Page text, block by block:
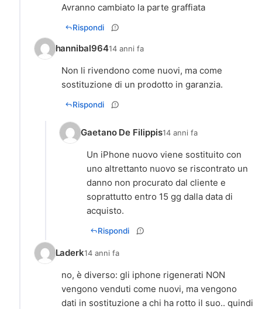
Avranno cambiato la parte graffiata
Rispondi
hannibal96414 anni fa
Non li rivendono come nuovi, ma come
sostituzione di un prodotto in garanzia.
Rispondi
Gaetano De Filippis14 anni fa
Un iPhone nuovo viene sostituito con
uno altrettanto nuovo se riscontrato un
danno non procurato dal cliente e
soprattutto entro 15 gg dalla data di
acquisto.
Rispondi
Laderk14 anni fa
no, è diverso: gli iphone rigenerati NON
vengono venduti come nuovi, ma vengono
dati in sostituzione a chi ha rotto il suo.. quindi